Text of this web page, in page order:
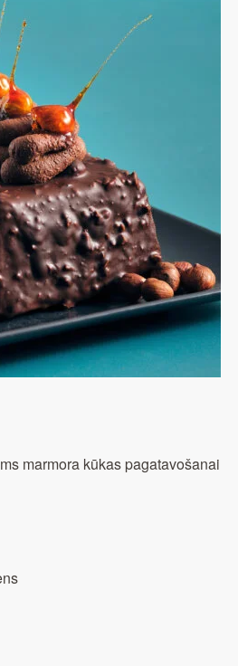
marmora kūkas pagatavošanai